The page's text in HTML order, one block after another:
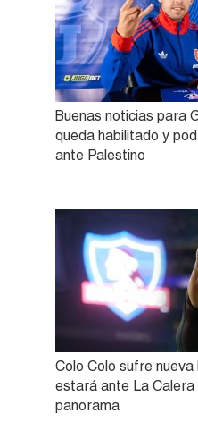
Buenas noticias para
queda habilitado y
ante Palestino
Colo Colo sufre nueva
estará ante La Calera
panorama